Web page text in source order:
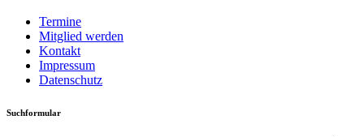
Termine
Mitglied werden
Kontakt
Impressum
Datenschutz
Suchformular